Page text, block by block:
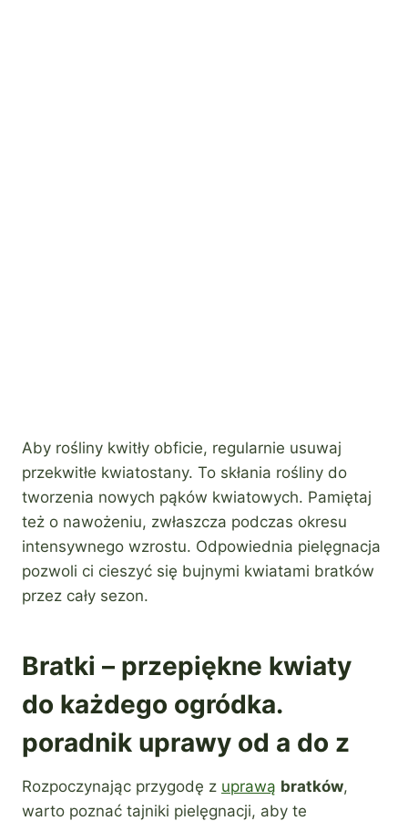
Aby rośliny kwitły obficie, regularnie usuwaj
przekwitłe kwiatostany. To skłania rośliny do
tworzenia nowych pąków kwiatowych. Pamiętaj
też o nawożeniu, zwłaszcza podczas okresu
intensywnego wzrostu. Odpowiednia pielęgnacja
pozwoli ci cieszyć się bujnymi kwiatami bratków
przez cały sezon.
Bratki – przepiękne kwiaty
do każdego ogródka.
poradnik uprawy od a do z
Rozpoczynając przygodę z uprawą bratków,
warto poznać tajniki pielęgnacji, aby te